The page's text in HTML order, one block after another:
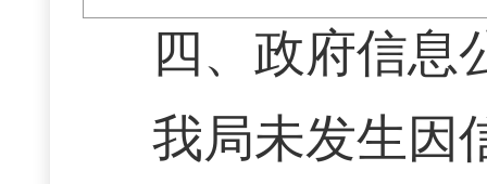
四、 政府信息
我局未发生因